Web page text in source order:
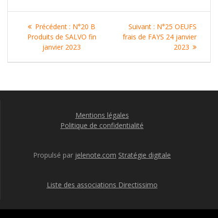
Navigation
l’article
Précédent : Article
précédent
:
N°20 B
Produits de SALVO fin
janvier 2023
Suivant : Article
suivant
N°25 OEUFS
frais de FAYS 24 janvier
2023
Mentions légales
Politique de confidentialité
Propulsé par jelenote.com Stratégie digitale
Liste des associations Directissimo